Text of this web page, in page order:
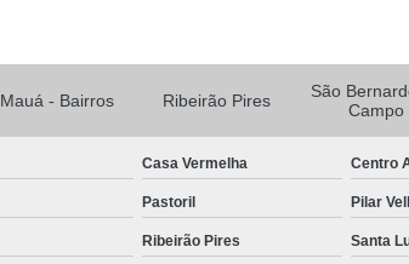
Fechamento de
Mauá - Bairros Ribeirão Pires
São
Campo
Casa Vermelha Centro
Pastoril Pilar
Ribeirão Pires Santa